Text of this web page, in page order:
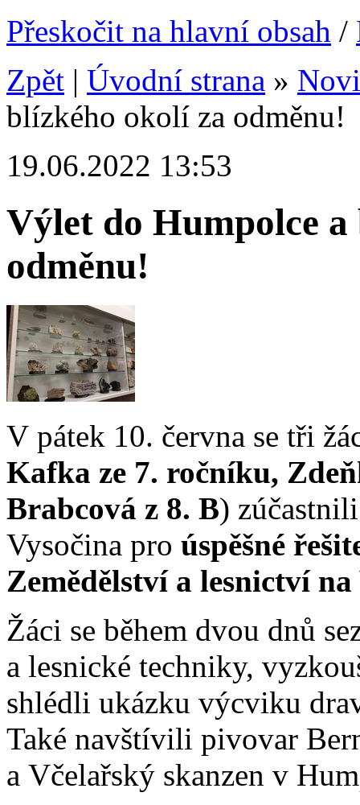
Přeskočit na hlavní obsah /
Zpět | Úvodní strana »
blízkého okolí za odměnu!
19.06.2022 13:53
Výlet do Humpolce
odměnu!
V pátek 10. června se tři
Kafka ze 7. ročníku,
Brabcová z 8. B)
Vysočina pro úspěšné
Zemědělství a lesnictví na
Žáci se během dvou dnů
a lesnické techniky,
shlédli ukázku výcviku
Také navštívili pivovar
a Včelařský skanzen v